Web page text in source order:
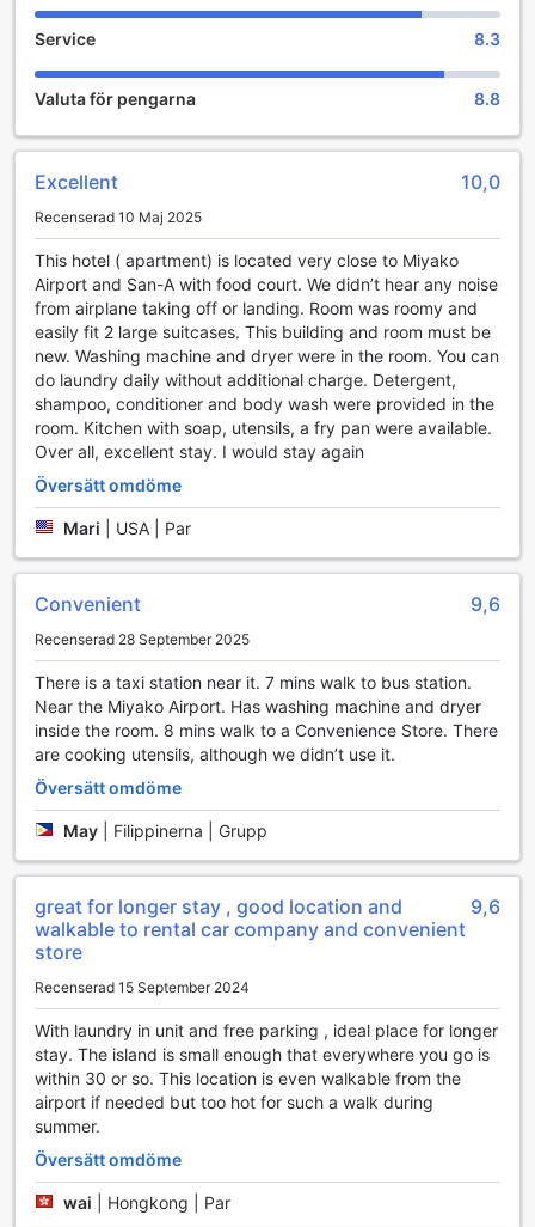
som Miyako-jima har att erbjuda, med en drink på Guest
House&CAFE NaNa som bara ligger 12,0 km bort.
Service 8.3
Valuta för pengarna 8.8
Excellent 10,0
Recenserad 10 Maj 2025
This hotel ( apartment) is located very close to Miyako
Airport and San-A with food court. We didn’t hear any noise
from airplane taking off or landing. Room was roomy and
easily fit 2 large suitcases. This building and room must be
new. Washing machine and dryer were in the room. You can
do laundry daily without additional charge. Detergent,
shampoo, conditioner and body wash were provided in the
room. Kitchen with soap, utensils, a fry pan were available.
Over all, excellent stay. I would stay again
Översätt omdöme
Mari USA | Par
Convenient 9,6
Recenserad 28 September 2025
There is a taxi station near it. 7 mins walk to bus station.
Near the Miyako Airport. Has washing machine and dryer
inside the room. 8 mins walk to a Convenience Store. There
are cooking utensils, although we didn’t use it.
Översätt omdöme
May Filippinerna | Grupp
great for longer stay , good location and
walkable to rental car company and convenient
store
9,6
Recenserad 15 September 2024
With laundry in unit and free parking , ideal place for longer
stay. The island is small enough that everywhere you go is
within 30 or so. This location is even walkable from the
airport if needed but too hot for such a walk during
summer.
Översätt omdöme
wai Hongkong | Par